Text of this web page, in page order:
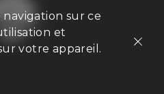
du monde
de vous annoncer le
sur ce
et
votre appareil.